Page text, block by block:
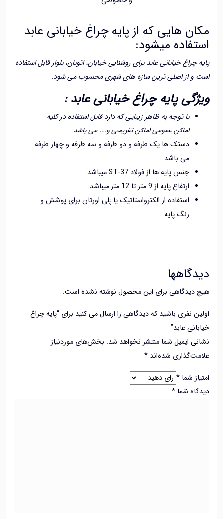
هایی که از پایه چراغ خیابانی عابد
میشود:
چراغ خیابانی عابد برای روشنایی خیابان، اتوبان، بلوار قابل استفاده
و از اصلی ترین سازه های شهری محسوب می شود.
پایه چراغ خیابانی عابد :
با توجه به ظاهر زیبایی که دارد قابل استفاده در کلیه
اماکن عمومی اماکن تفریحی و…. می باشد
دستک ها یک طرفه و دو طرفه و سه طرفه و چهار طرفه
می باشد.
جنس پایه ها از فولاد ST-37 میباشد.
ارتفاع پایه از 9 متر تا 12 متر میباشد.
استفاده از الکترواستاتیک یا پلی اورتان برای پوشش و
دیدگاهی برای این محصول نوشته نشده است.
نفری باشید که دیدگاهی را ارسال می کنید برای “پایه چراغ
عابد”
ایمیل شما منتشر نخواهد شد.بخش‌های موردنیاز
شده‌اند *
شما*
شما*